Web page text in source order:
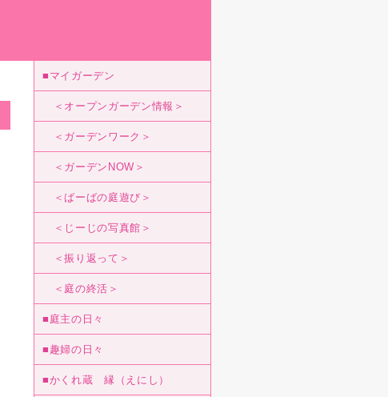
■マイガーデン
＜オープンガーデン情報＞
＜ガーデンワーク＞
＜ガーデンNOW＞
＜ばーばの庭遊び＞
＜じーじの写真館＞
＜振り返って＞
＜庭の終活＞
■庭主の日々
■趣婦の日々
■かくれ蔵 縁（えにし）